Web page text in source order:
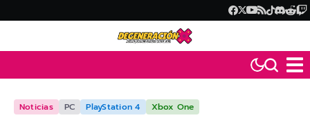
Noticias PC PlayStation 4 Xbox One